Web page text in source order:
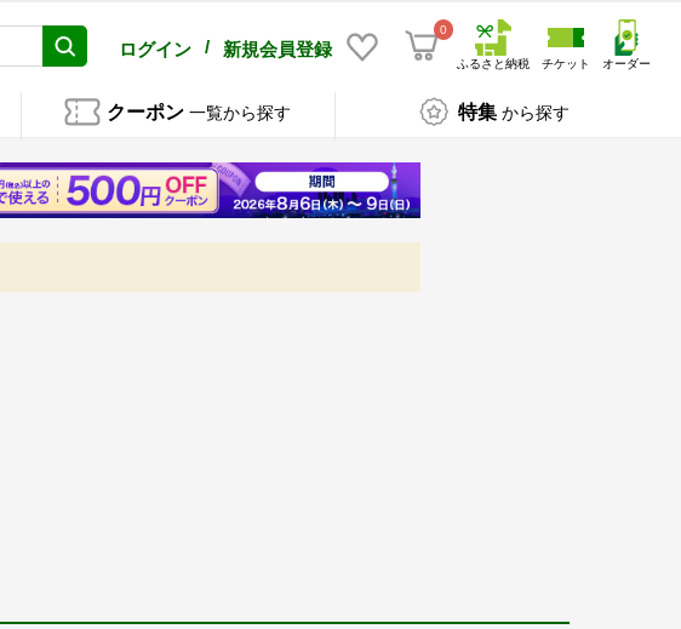
ログイン / 新規会員登録
0
ふるさと納税 チケット オーダー
クーポン 一覧から探す 特集 から探す